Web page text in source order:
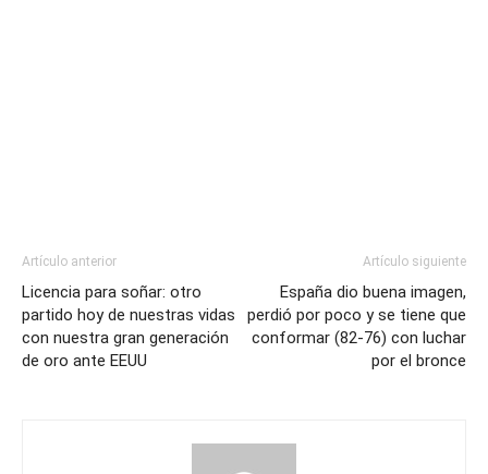
Artículo anterior
Licencia para soñar: otro
partido hoy de nuestras vidas
con nuestra gran generación
de oro ante EEUU
Artículo siguiente
España dio buena imagen,
perdió por poco y se tiene que
conformar (82-76) con luchar
por el bronce